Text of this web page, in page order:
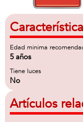
Edad minima
5 años
Tiene luces
No
Artículos